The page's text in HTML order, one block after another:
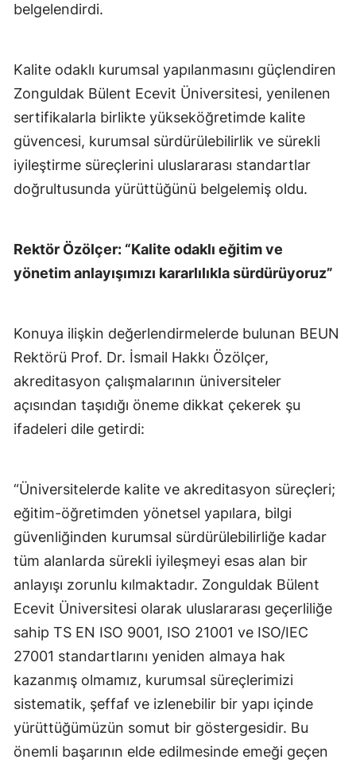
belgelendirdi.
Kalite odaklı kurumsal yapılanmasını güçlendiren
Zonguldak Bülent Ecevit Üniversitesi, yenilenen
sertifikalarla birlikte yükseköğretimde kalite
güvencesi, kurumsal sürdürülebilirlik ve sürekli
iyileştirme süreçlerini uluslararası standartlar
doğrultusunda yürüttüğünü belgelemiş oldu.
Rektör Özölçer: “Kalite odaklı eğitim ve
yönetim anlayışımızı kararlılıkla sürdürüyoruz”
Konuya ilişkin değerlendirmelerde bulunan BEUN
Rektörü Prof. Dr. İsmail Hakkı Özölçer,
akreditasyon çalışmalarının üniversiteler
açısından taşıdığı öneme dikkat çekerek şu
ifadeleri dile getirdi:
“Üniversitelerde kalite ve akreditasyon süreçleri;
eğitim-öğretimden yönetsel yapılara, bilgi
güvenliğinden kurumsal sürdürülebilirliğe kadar
tüm alanlarda sürekli iyileşmeyi esas alan bir
anlayışı zorunlu kılmaktadır. Zonguldak Bülent
Ecevit Üniversitesi olarak uluslararası geçerliliğe
sahip TS EN ISO 9001, ISO 21001 ve ISO/IEC
27001 standartlarını yeniden almaya hak
kazanmış olmamız, kurumsal süreçlerimizi
sistematik, şeffaf ve izlenebilir bir yapı içinde
yürüttüğümüzün somut bir göstergesidir. Bu
önemli başarının elde edilmesinde emeği geçen